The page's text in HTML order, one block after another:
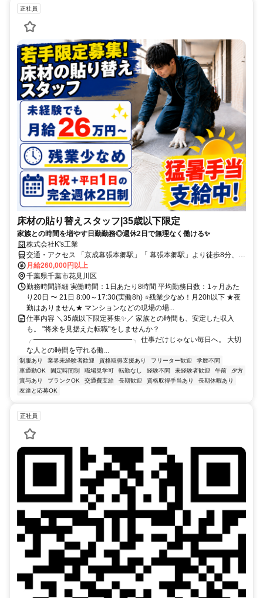
正社員
床材の貼り替えスタッフ|35歳以下限定
家族との時間を増やす日勤勤務◎週休2日で無理なく働ける✨
株式会社K's工業
交通・アクセス 「京成幕張本郷駅」「 幕張本郷駅」より徒歩8分、
「京成大久保駅」より徒歩21分
月給260,000円以上
千葉県千葉市花見川区
勤務時間詳細 実働時間：1日あたり8時間 平均勤務日数：1ヶ月あた
り20日 〜 21日 8:00～17:30(実働8h) ⭐残業少なめ！月20h以下 ★夜
勤はありません★ マンションなどの現場の場...
仕事内容 ＼35歳以下限定募集✨／ 家族との時間も、安定した収入
も。 "将来を見据えた転職"をしませんか？
╭━━━━━━━━━━━━━━╮ 仕事だけじゃない毎日へ。 大切
な人との時間を守れる働...
制服あり 業界未経験者歓迎 資格取得支援あり フリーター歓迎
学歴不問
車通勤OK
固定時間制 職場見学可 転勤なし 経験不問 未経験者歓迎 午前
夕方
賞与あり
ブランクOK 交通費支給 長期歓迎 資格取得手当あり
長期休暇あり
友達と応募OK
正社員